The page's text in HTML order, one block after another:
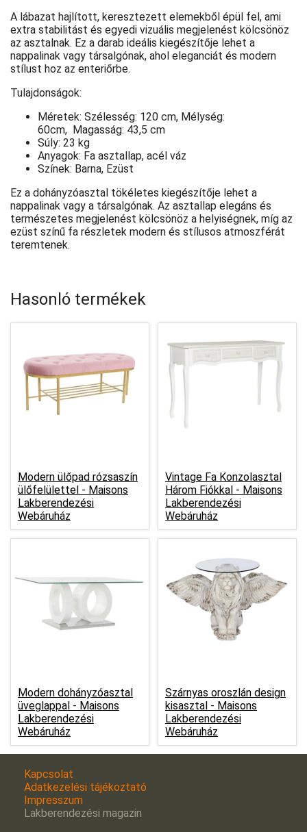
A lábazat hajlított, keresztezett elemekből épül fel, ami
extra stabilitást és egyedi vizuális megjelenést kölcsönöz
az asztalnak. Ez a darab ideális kiegészítője lehet a
nappalinak vagy társalgónak, ahol eleganciát és modern
stílust hoz az enteriőrbe.
Tulajdonságok:
Méretek: Szélesség: 120 cm, Mélység:
60cm, Magasság: 43,5 cm
Súly: 23 kg
Anyagok: Fa asztallap, acél váz
Színek: Barna, Ezüst
Ez a dohányzóasztal tökéletes kiegészítője lehet a
nappalinak vagy a társalgónak. Az asztallap elegáns és
természetes megjelenést kölcsönöz a helyiségnek, míg az
ezüst színű fa részletek modern és stílusos atmoszférát
teremtenek.
Hasonló termékek
Modern ülőpad rózsaszín
ülőfelülettel - Maisons
Lakberendezési
Webáruház
Vintage Fa Konzolasztal
Három Fiókkal - Maisons
Lakberendezési
Webáruház
Modern dohányzóasztal
üveglappal - Maisons
Lakberendezési
Webáruház
Szárnyas oroszlán design
kisasztal - Maisons
Lakberendezési
Webáruház
Kapcsolat
Adatkezelési tájékoztató
Impresszum
Lakberendezési magazin